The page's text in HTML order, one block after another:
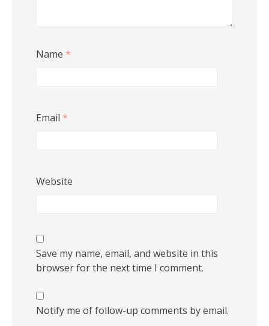
Name *
Email *
Website
Save my name, email, and website in this
browser for the next time I comment.
Notify me of follow-up comments by email.